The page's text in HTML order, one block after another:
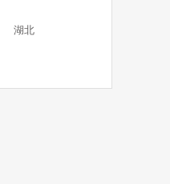
湖北